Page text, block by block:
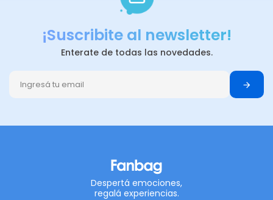
¡Suscribite al newsletter!
Enterate de todas las novedades.
Despertá emociones,
regalá experiencias.